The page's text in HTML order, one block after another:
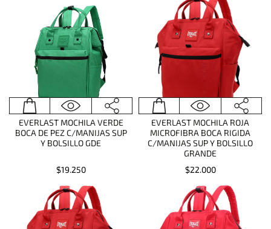
EVERLAST MOCHILA VERDE
BOCA DE PEZ C/MANIJAS SUP
Y BOLSILLO GDE
$19.250
EVERLAST MOCHILA ROJA
MICROFIBRA BOCA RIGIDA
C/MANIJAS SUP Y BOLSILLO
GRANDE
$22.000